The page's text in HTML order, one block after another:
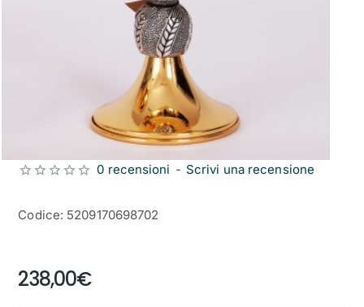
Codice: 5209170698702
0 recensioni - Scrivi una recensione
238,00€